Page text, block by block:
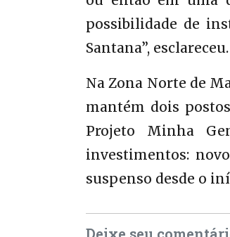
possibilidade de
Santana”, esclareceu.
Na Zona Norte de
mantém dois
Projeto Minha
investimentos:
suspenso desde o